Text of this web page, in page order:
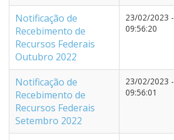
Notificação de
Recebimento de
Recursos Federais
Outubro 2022
23/02/2023 -
09:56:20
Notificação de
Recebimento de
Recursos Federais
Setembro 2022
23/02/2023 -
09:56:01